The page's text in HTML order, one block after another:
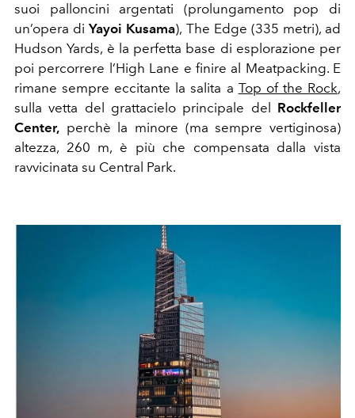
suoi palloncini argentati (prolungamento pop di
un’opera diYayoi Kusama), The Edge (335 metri), ad
Hudson Yards, è la perfetta base di esplorazione per
poi percorrere l’High Lane e finire al Meatpacking. E
rimane sempre eccitante la salita a Top of the Rock,
sulla vetta del grattacielo principale del Rockfeller
Center, perchè la minore (ma sempre vertiginosa)
altezza, 260 m, è più che compensata dalla vista
ravvicinata su Central Park.